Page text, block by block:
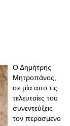
Ο Δημήτρης
Μητροπάνος,
σε μία απο τις
τελευταίες του
συνεντεύξεις
τον περασμένο